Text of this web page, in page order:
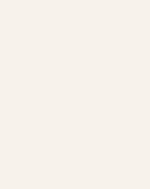
（土・日・祝日定休日）